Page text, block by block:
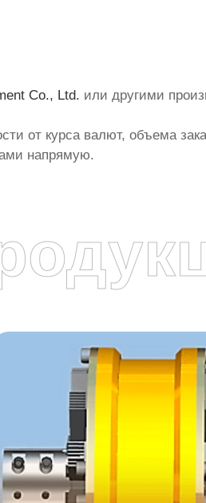
Co., Ltd. или другими
от курса валют, объема
напрямую.